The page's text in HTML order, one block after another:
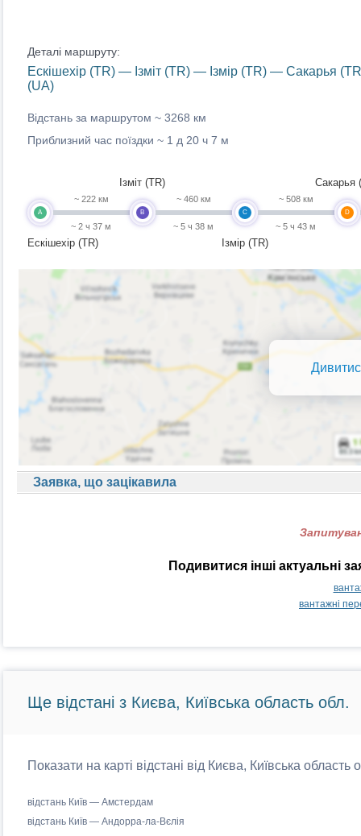
Деталі маршруту:
Ескішехір (TR) — Ізміт (TR) — Ізмір (TR) — Сакарья
(UA)
Відстань за маршрутом ~ 3268 км
Приблизний час поїздки ~ 1 д 20 ч 7 м
A
Ескішехір (TR)
~ 222 км
~ 2 ч 37 м
B
Ізміт (TR)
~ 460 км
~ 5 ч 38 м
C
Ізмір (TR)
~ 508 км
~ 5 ч 43 м
D
Сакарья
Заявка, що зацікавила
Подивитися інші актуальні
вантажні
Ще відстані з Києва, Київська область обл.
Показати на карті відстані від Києва, Київська
відстань Київ — Амстердам
відстань Київ — Андорра-ла-Вєлія